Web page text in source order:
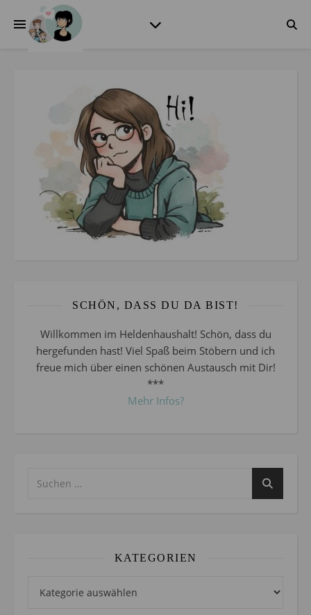
SCHÖN, DASS DU DA BIST!
Willkommen im Heldenhaushalt! Schön, dass du
hergefunden hast! Viel Spaß beim Stöbern und ich
freue mich über einen schönen Austausch mit Dir!
***
Mehr Infos?
KATEGORIEN